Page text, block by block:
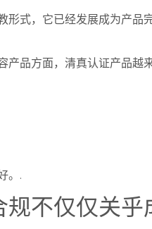
形式，它已经发展成为产品
产品方面，清真认证产品越
。.
不仅仅关乎